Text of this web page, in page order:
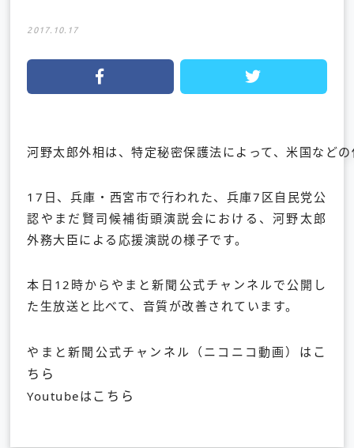
2017.10.17
河野太郎外相は、特定秘密保護法によって、米国な
17日、兵庫・西宮市で行われた、兵庫7区自民党公
認やまだ賢司候補街頭演説会における、河野太郎
外務大臣による応援演説の様子です。
本日12時からやまと新聞公式チャンネルで公開し
た生放送と比べて、音質が改善されています。
やまと新聞公式チャンネル（ニコニコ動画）は こ
ちら
Youtubeは こちら